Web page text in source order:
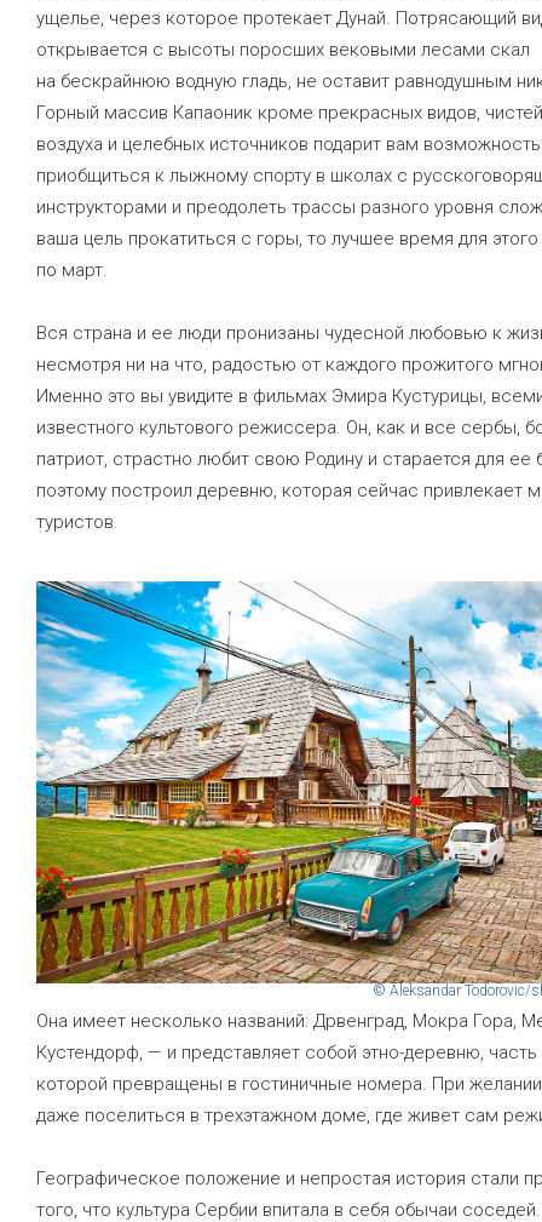
ущелье, через которое протекает Дунай. Потрясающий
открывается с высоты поросших вековыми лесами скал
на бескрайнюю водную гладь, не оставит равнодушным
Горный массив Капаоник кроме прекрасных видов,
воздуха и целебных источников подарит вам возможность
приобщиться к лыжному спорту в школах с
инструкторами и преодолеть трассы разного уровня
ваша цель прокатиться с горы, то лучшее время для
по март.
Вся страна и ее люди пронизаны чудесной любовью к
несмотря ни на что, радостью от каждого прожитого
Именно это вы увидите в фильмах Эмира Кустурицы,
известного культового режиссера. Он, как и все сербы,
патриот, страстно любит свою Родину и старается для ее
поэтому построил деревню, которая сейчас привлекает
туристов.
© Aleksandar Todorovic/
Она имеет несколько названий: Дрвенград, Мокра Гора,
Кустендорф, — и представляет собой этно-деревню,
которой превращены в гостиничные номера. При
даже поселиться в трехэтажном доме, где живет сам
Географическое положение и непростая история стали
того, что культура Сербии впитала в себя обычаи